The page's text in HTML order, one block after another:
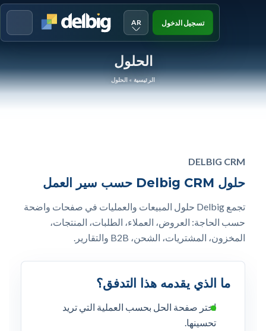
AR تسجيل الدخول
الحلول
الرئيسية»الحلول
DELBIG CRM
حلول Delbig CRM حسب سير العمل
تجمع Delbig حلول المبيعات والعمليات في صفحات واضحة
حسب الحاجة: العروض، العملاء، الطلبات، المنتجات،
المخزون، المشتريات، الشحن، B2B والتقارير.
ما الذي يقدمه هذا التدفق؟
اختر صفحة الحل بحسب العملية التي تريد
تحسينها.